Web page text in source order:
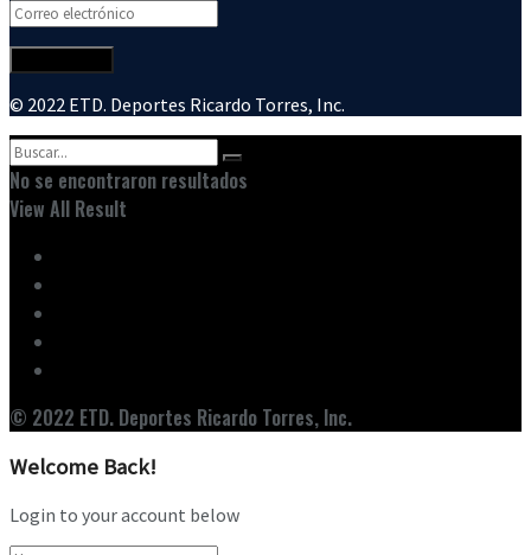
© 2022 ETD. Deportes Ricardo Torres, Inc.
No se encontraron resultados
View All Result
© 2022 ETD. Deportes Ricardo Torres, Inc.
Welcome Back!
Login to your account below